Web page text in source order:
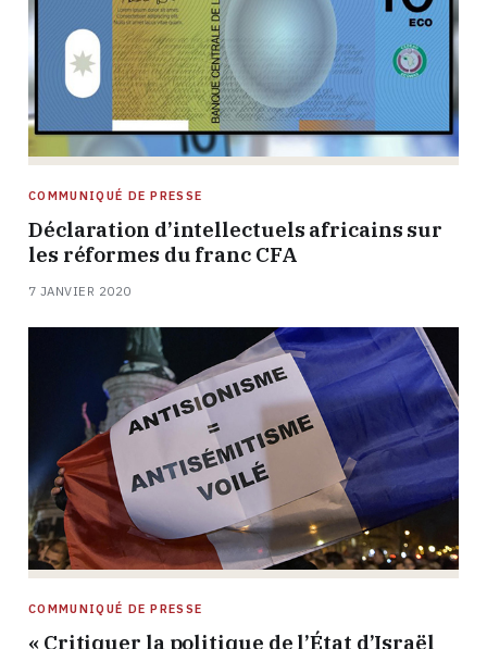
COMMUNIQUÉ DE PRESSE
Déclaration d’intellectuels africains sur
les réformes du franc CFA
7 JANVIER 2020
COMMUNIQUÉ DE PRESSE
« Critiquer la politique de l’État d’Israël